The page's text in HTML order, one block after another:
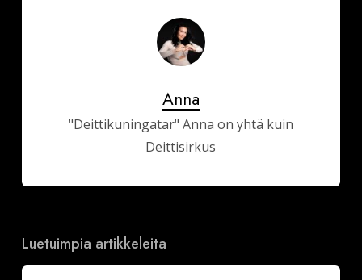
Anna
"Deittikuningatar" Anna on yhtä kuin
Deittisirkus
Luetuimpia artikkeleita